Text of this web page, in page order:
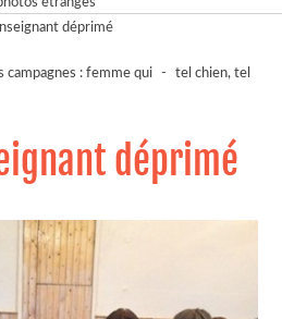
déprimé
campagnes : femme qui -
tel chien, tel
déprimé